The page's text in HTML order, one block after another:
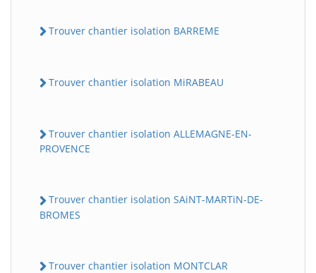
Trouver chantier isolation BARREME
Trouver chantier isolation MiRABEAU
Trouver chantier isolation ALLEMAGNE-EN-
PROVENCE
Trouver chantier isolation SAiNT-MARTiN-DE-
BROMES
Trouver chantier isolation MONTCLAR